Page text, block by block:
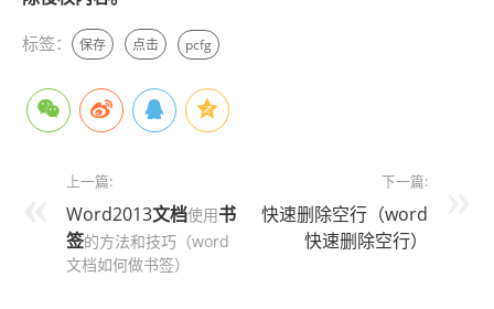
标签： 保存 点击 pcfg
上一篇:
Word2013文档使用书
签的方法和技巧（word
文档如何做书签）
下一篇:
快速删除空行（word
快速删除空行）